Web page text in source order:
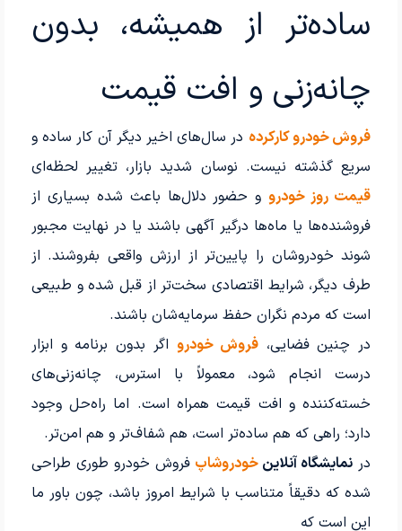
ساده‌تر از همیشه، بدون
چانه‌زنی و افت قیمت
فروش خودرو کارکرده در سال‌های اخیر دیگر آن کار ساده و
سریع گذشته نیست. نوسان شدید بازار، تغییر لحظه‌ای
قیمت روز خودرو و حضور دلال‌ها باعث شده بسیاری از
فروشنده‌ها یا ماه‌ها درگیر آگهی باشند یا در نهایت مجبور
شوند خودروشان را پایین‌تر از ارزش واقعی بفروشند. از
طرف دیگر، شرایط اقتصادی سخت‌تر از قبل شده و طبیعی
است که مردم نگران حفظ سرمایه‌شان باشند.
در چنین فضایی،فروش خودرو اگر بدون برنامه و ابزار
درست انجام شود، معمولاً با استرس، چانه‌زنی‌های
خسته‌کننده و افت قیمت همراه است. اما راه‌حل وجود
دارد؛ راهی که هم ساده‌تر است، هم شفاف‌تر و هم امن‌تر.
در نمایشگاه آنلاین خودروشاپ فروش خودرو طوری طراحی
شده که دقیقاً متناسب با شرایط امروز باشد، چون باور ما
این است که